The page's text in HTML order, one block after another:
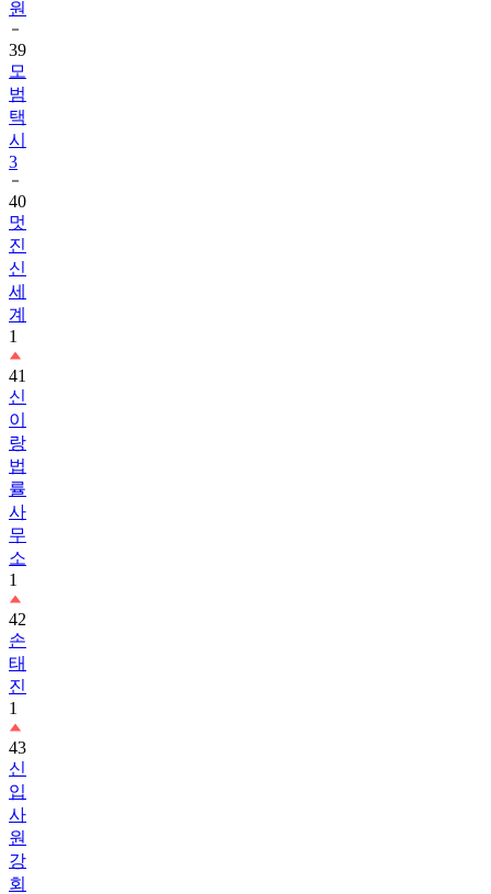
원
39
모
범
택
시
3
40
멋
진
신
세
계
1
41
신
이
랑
법
률
사
무
소
1
42
손
태
진
1
43
신
입
사
원
강
회